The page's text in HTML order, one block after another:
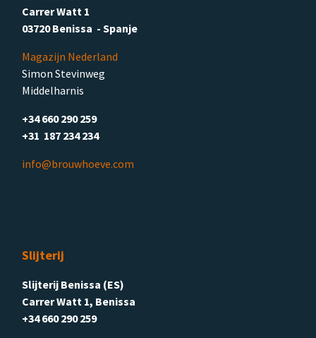
Carrer Watt 1
03720 Benissa - Spanje
Magazijn Nederland
Simon Stevinweg
Middelharnis
+34 660 290 259
+31 187 234 234
info@brouwhoeve.com
Slijterij
Slijterij Benissa (ES)
Carrer Watt 1, Benissa
+34 660 290 259